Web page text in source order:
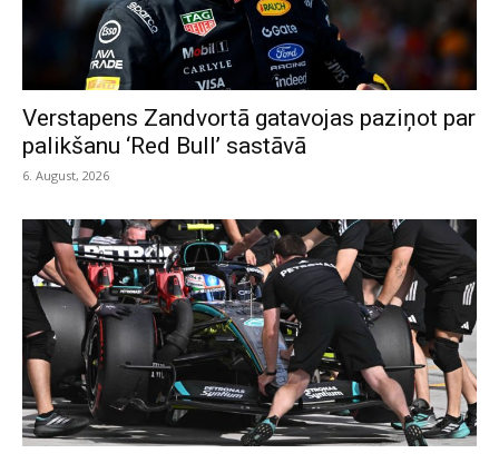
Verstapens Zandvortā gatavojas paziņot par
palikšanu ‘Red Bull’ sastāvā
6. August, 2026